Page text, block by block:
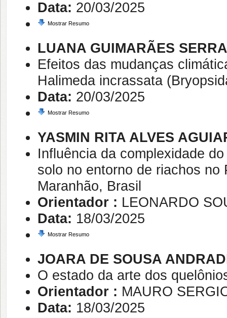
Data: 20/03/2025
Mostrar Resumo
LUANA GUIMARÃES SERRA
Efeitos das mudanças
Halimeda incrassata
Data: 20/03/2025
Mostrar Resumo
YASMIN RITA ALVES
Influência da complexidade
solo no entorno de riachos
Maranhão, Brasil
Orientador : LEONARDO
Data: 18/03/2025
Mostrar Resumo
JOARA DE SOUSA
O estado da arte dos
Orientador : MAURO
Data: 18/03/2025